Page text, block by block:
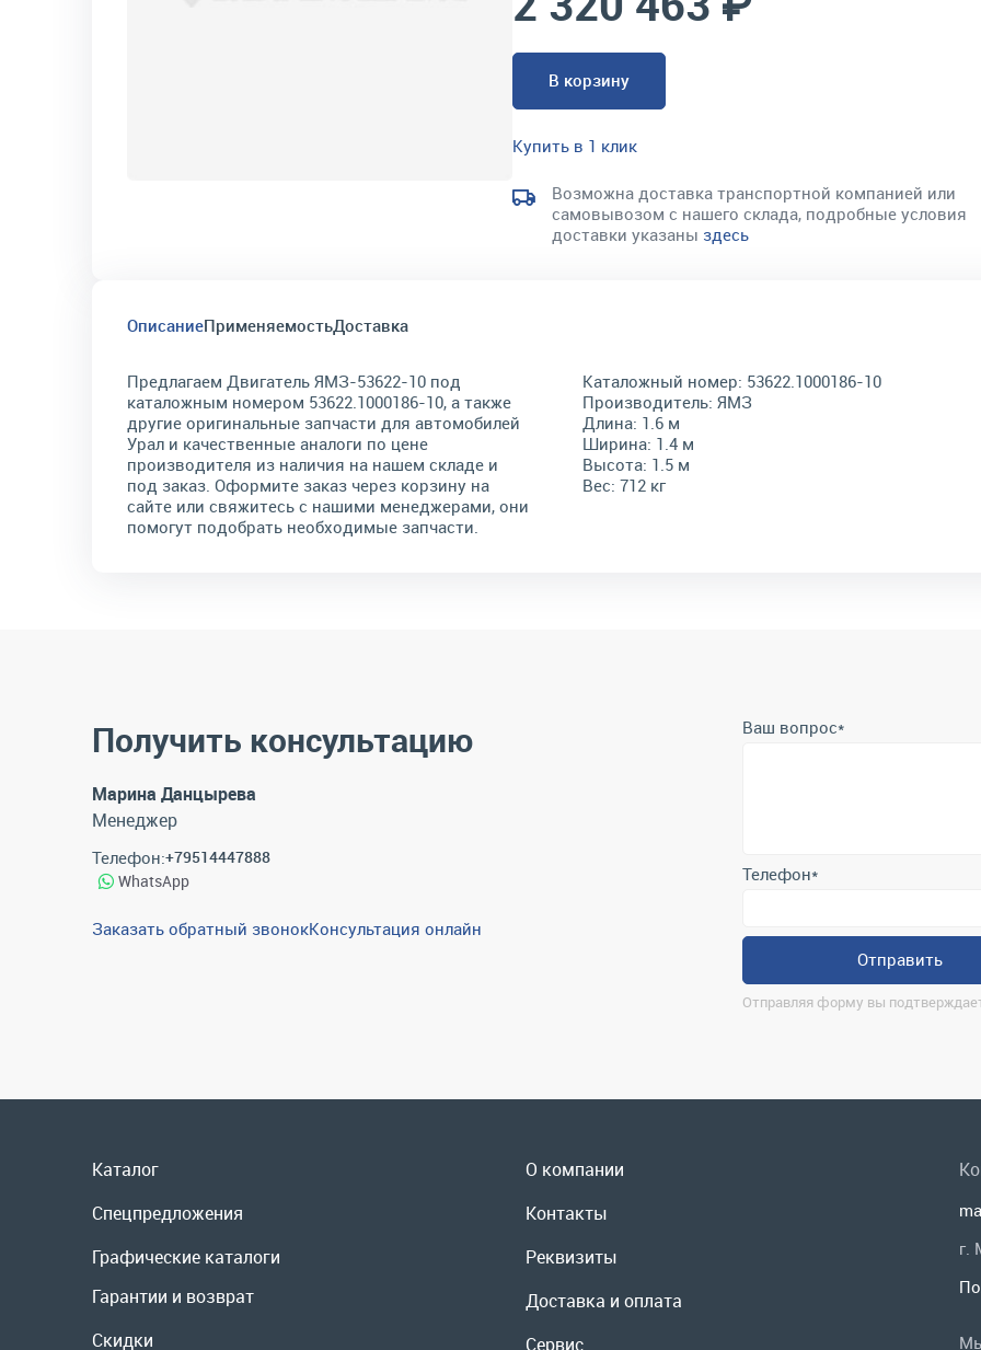
В корзину
Купить в 1 клик
Возможна доставка транспортной компанией или
самовывозом с нашего склада, подробные условия
доставки указаны здесь
ОписаниеПрименяемостьДоставка
Предлагаем Двигатель ЯМЗ-53622-10 под
каталожным номером 53622.1000186-10, а также
другие оригинальные запчасти для автомобилей
Урал и качественные аналоги по цене
производителя из наличия на нашем складе и
под заказ. Оформите заказ через корзину на
сайте или свяжитесь с нашими менеджерами, они
помогут подобрать необходимые запчасти.
Каталожный номер: 53622.1000186-10
Производитель: ЯМЗ
Длина: 1.6 м
Ширина: 1.4 м
Высота: 1.5 м
Вес: 712 кг
Получить консультацию
Марина Данцырева
Менеджер
Телефон:+79514447888
WhatsApp
Заказать обратный звонокКонсультация онлайн
Ваш вопрос*
Каталог
Гарантии и возврат
Скидки
О компании
Полезная информация
г.